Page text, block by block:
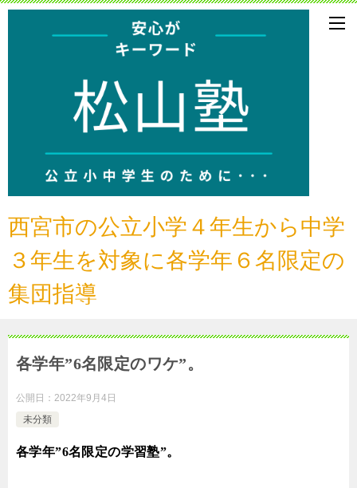
西宮市の公立小学４年生から中学
３年生を対象に各学年６名限定の
集団指導
各学年”6名限定のワケ”。
公開日： 2022年9月4日
未分類
各学年”6名限定の学習塾”。